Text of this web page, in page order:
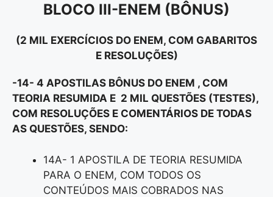
BLOCO III-ENEM (BÔNUS)
(2 MIL EXERCÍCIOS DO ENEM, COM GABARITOS
E RESOLUÇÕES)
-14- 4 APOSTILAS BÔNUS DO ENEM , COM
TEORIA RESUMIDA E 2 MIL QUESTÕES (TESTES),
COM RESOLUÇÕES E COMENTÁRIOS DE TODAS
AS QUESTÕES, SENDO:
14A- 1 APOSTILA DE TEORIA RESUMIDA
PARA O ENEM, COM TODOS OS
CONTEÚDOS MAIS COBRADOS NAS